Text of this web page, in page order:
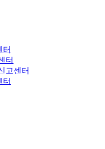
터
터
고센터
터